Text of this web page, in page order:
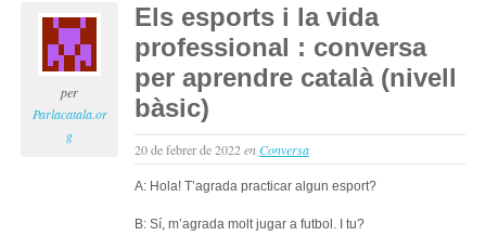
per
Parlacatala.or
g
Els esports i la vida
professional : conversa
per aprendre català (nivell
bàsic)
20 de febrer de 2022enConversa
A: Hola! T’agrada practicar algun esport?
B: Sí, m’agrada molt jugar a futbol. I tu?